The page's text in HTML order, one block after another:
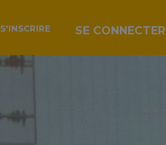
S'INSCRIRE SE CONNECTER